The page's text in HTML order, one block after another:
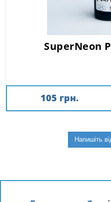
SuperNeon
105 грн.
Напишіть